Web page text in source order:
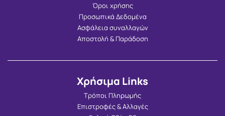
Όροι χρήσης
Προσωπικά Δεδομένα
Ασφάλεια συναλλαγών
Αποστολή & Παράδοση
Χρήσιμα Links
Τρόποι Πληρωμής
Επιστροφές & Αλλαγές